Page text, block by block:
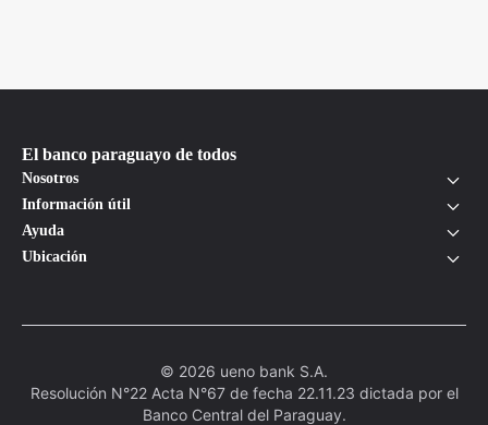
El banco paraguayo de todos
Nosotros
Información útil
Ayuda
Ubicación
© 2026 ueno bank S.A.
Resolución N°22 Acta N°67 de fecha 22.11.23 dictada por el
Banco Central del Paraguay.